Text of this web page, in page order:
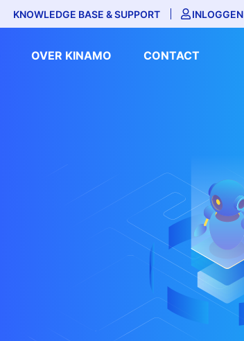
KNOWLEDGE BASE & SUPPORT INLOGGEN
OVER KINAMO CONTACT